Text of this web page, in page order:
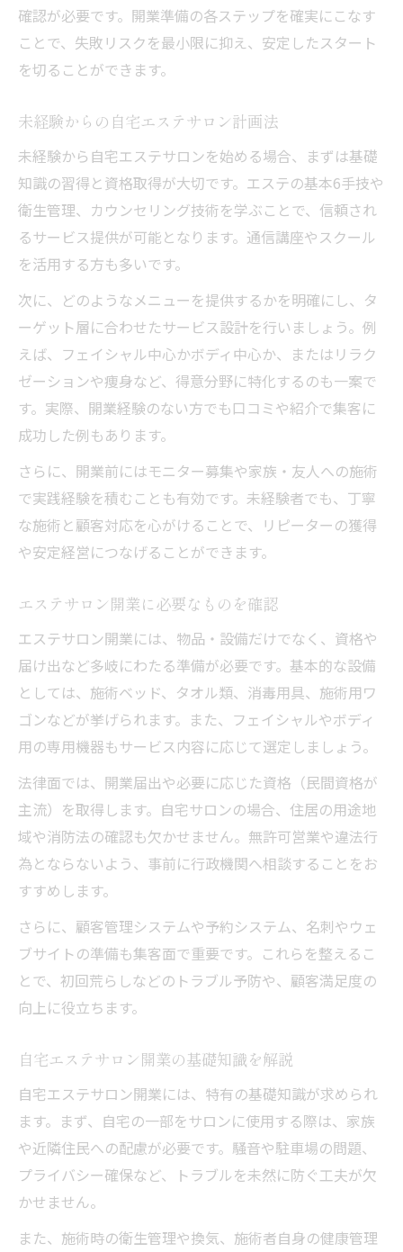
初回カウンセリングで期待値を調整する
都度払い導入で集客と利益を両立する
エステサロンにはどんな資格が必要かを解説
エステサロン運営で資格取得が重要な理由
未経験から資格取得までの学び方
エステサロン資格なしで開業する注意点
資格選びで失敗しないポイントを解説
助成金や必要な機器はエステサロン開業の味方
エステサロンに必要な機器リストを作成
開業セットを選ぶ際のチェックポイント
助成金申請の流れと注意点を解説
エステサロン機器の導入で失敗しない方法
確認が必要です。開業準備の各ステップを確実にこなす
ことで、失敗リスクを最小限に抑え、安定したスタート
を切ることができます。
未経験からの自宅エステサロン計画法
未経験から自宅エステサロンを始める場合、まずは基礎
知識の習得と資格取得が大切です。エステの基本6手技や
衛生管理、カウンセリング技術を学ぶことで、信頼され
るサービス提供が可能となります。通信講座やスクール
を活用する方も多いです。
次に、どのようなメニューを提供するかを明確にし、タ
ーゲット層に合わせたサービス設計を行いましょう。例
えば、フェイシャル中心かボディ中心か、またはリラク
ゼーションや痩身など、得意分野に特化するのも一案で
す。実際、開業経験のない方でも口コミや紹介で集客に
成功した例もあります。
さらに、開業前にはモニター募集や家族・友人への施術
で実践経験を積むことも有効です。未経験者でも、丁寧
な施術と顧客対応を心がけることで、リピーターの獲得
や安定経営につなげることができます。
エステサロン開業に必要なものを確認
エステサロン開業には、物品・設備だけでなく、資格や
届け出など多岐にわたる準備が必要です。基本的な設備
としては、施術ベッド、タオル類、消毒用具、施術用ワ
ゴンなどが挙げられます。また、フェイシャルやボディ
用の専用機器もサービス内容に応じて選定しましょう。
法律面では、開業届出や必要に応じた資格（民間資格が
主流）を取得します。自宅サロンの場合、住居の用途地
域や消防法の確認も欠かせません。無許可営業や違法行
為とならないよう、事前に行政機関へ相談することをお
すすめします。
さらに、顧客管理システムや予約システム、名刺やウェ
ブサイトの準備も集客面で重要です。これらを整えるこ
とで、初回荒らしなどのトラブル予防や、顧客満足度の
向上に役立ちます。
自宅エステサロン開業の基礎知識を解説
自宅エステサロン開業には、特有の基礎知識が求められ
ます。まず、自宅の一部をサロンに使用する際は、家族
や近隣住民への配慮が必要です。騒音や駐車場の問題、
プライバシー確保など、トラブルを未然に防ぐ工夫が欠
かせません。
また、施術時の衛生管理や換気、施術者自身の健康管理